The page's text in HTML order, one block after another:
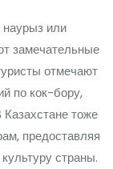
наурыз или
замечательные
отмечают
по кок-бору,
Казахстане тоже
предоставляя
страны.